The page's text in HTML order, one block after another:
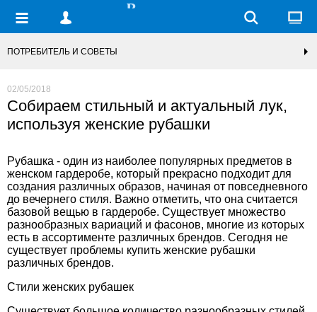
ПОТРЕБИТЕЛЬ И СОВЕТЫ
02/05/2018
Собираем стильный и актуальный лук,
используя женские рубашки
Рубашка - один из наиболее популярных предметов в
женском гардеробе, который прекрасно подходит для
создания различных образов, начиная от повседневного
до вечернего стиля. Важно отметить, что она считается
базовой вещью в гардеробе. Существует множество
разнообразных вариаций и фасонов, многие из которых
есть в ассортименте различных брендов. Сегодня не
существует проблемы купить женские рубашки
различных брендов.
Стили женских рубашек